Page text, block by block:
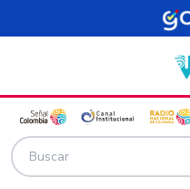
Pasar al contenido principal